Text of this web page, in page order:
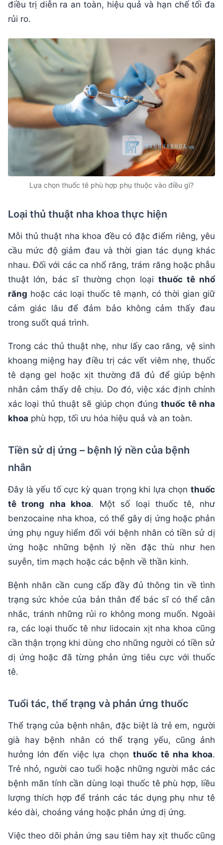
điều trị diễn ra an toàn, hiệu quả và hạn chế tối đa
rủi ro.
Lựa chọn thuốc tê phù hợp phụ thuộc vào điều gì?
Loại thủ thuật nha khoa thực hiện
Mỗi thủ thuật nha khoa đều có đặc điểm riêng, yêu
cầu mức độ giảm đau và thời gian tác dụng khác
nhau. Đối với các ca nhổ răng, trám răng hoặc phẫu
thuật lớn, bác sĩ thường chọn loại thuốc tê nhổ
răng hoặc các loại thuốc tê mạnh, có thời gian giữ
cảm giác lâu để đảm bảo không cảm thấy đau
trong suốt quá trình.
Trong các thủ thuật nhẹ, như lấy cao răng, vệ sinh
khoang miệng hay điều trị các vết viêm nhẹ, thuốc
tê dạng gel hoặc xịt thường đã đủ để giúp bệnh
nhân cảm thấy dễ chịu. Do đó, việc xác định chính
xác loại thủ thuật sẽ giúp chọn đúngthuốc tê nha
khoa phù hợp, tối ưu hóa hiệu quả và an toàn.
Tiền sử dị ứng – bệnh lý nền của bệnh
nhân
Đây là yếu tố cực kỳ quan trọng khi lựa chọn thuốc
tê trong nha khoa. Một số loại thuốc tê, như
benzocaine nha khoa, có thể gây dị ứng hoặc phản
ứng phụ nguy hiểm đối với bệnh nhân có tiền sử dị
ứng hoặc những bệnh lý nền đặc thù như hen
suyễn, tim mạch hoặc các bệnh về thần kinh.
Bệnh nhân cần cung cấp đầy đủ thông tin về tình
trạng sức khỏe của bản thân để bác sĩ có thể cân
nhắc, tránh những rủi ro không mong muốn. Ngoài
ra, các loại thuốc tê như lidocain xịt nha khoa cũng
cần thận trọng khi dùng cho những người có tiền sử
dị ứng hoặc đã từng phản ứng tiêu cực với thuốc
tê.
Tuổi tác, thể trạng và phản ứng thuốc
Thể trạng của bệnh nhân, đặc biệt là trẻ em, người
già hay bệnh nhân có thể trạng yếu, cũng ảnh
hưởng lớn đến việc lựa chọn thuốc tê nha khoa.
Trẻ nhỏ, người cao tuổi hoặc những người mắc các
bệnh mãn tính cần dùng loại thuốc tê phù hợp, liều
lượng thích hợp để tránh các tác dụng phụ như tê
kéo dài, choáng váng hoặc phản ứng dị ứng.
Việc theo dõi phản ứng sau tiêm hay xịt thuốc cũng